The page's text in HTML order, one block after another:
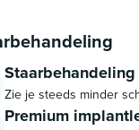
Zie je steeds minder
Premium